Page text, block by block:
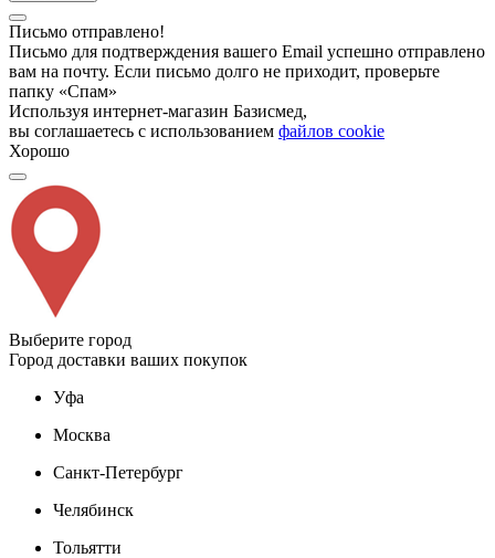
Письмо отправлено!
Письмо для подтверждения вашего Email успешно отправлено
вам на почту. Если письмо долго не приходит, проверьте
папку «Спам»
Используя интернет-магазин Базисмед,
вы соглашаетесь с использованием файлов cookie
Хорошо
Выберите город
Город доставки ваших покупок
Уфа
Москва
Санкт-Петербург
Челябинск
Тольятти